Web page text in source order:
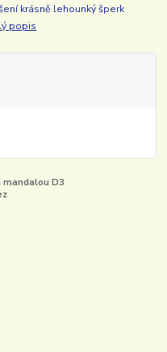
krásně lehounký šperk
popis
mandalou D3